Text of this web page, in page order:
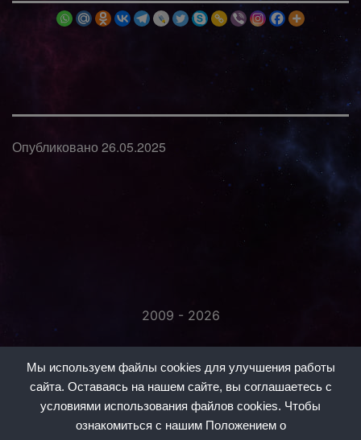
Мы используем файлы cookies для улучшения работы
сайта. Оставаясь на нашем сайте, вы соглашаетесь с
условиями использования файлов cookies. Чтобы
ознакомиться с нашим Положением о
Опубликовано26.05.2025
2009 - 2026